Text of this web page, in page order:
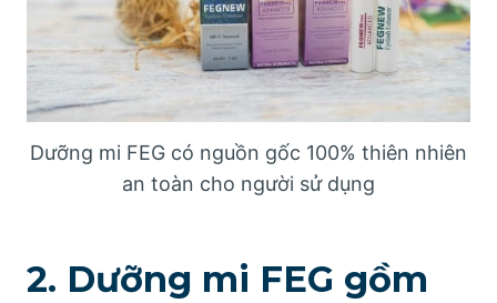
Dưỡng mi FEG có nguồn gốc 100% thiên nhiên
an toàn cho người sử dụng
2. Dưỡng mi FEG gồm